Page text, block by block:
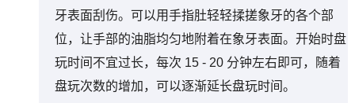
牙表面刮伤。可以用手指肚轻轻揉搓象牙的各个部
位，让手部的油脂均匀地附着在象牙表面。开始时盘
玩时间不宜过长，每次 15 - 20 分钟左右即可，随着
盘玩次数的增加，可以逐渐延长盘玩时间。